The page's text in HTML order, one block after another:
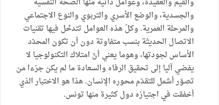
والجسدية، والوضع الأسري والتربوي والنوع الاجتماعي
والمرحلة العمرية. وكلّ هذه العوامل تتدخّل فيها تقنيات
الاتصال الحديثة بنسب متفاوتة دون أن تكون المحدّد
الأساس لجودتها، وهوما يعني أنّ امتلاك التكنولوجيا لا
يفضي آليا إلى تحقيق الرفاه والسعادة ما لم يكن جزءا من
تصوّر أشمل للتقدّم محوره الإنسان. هذا هو الاختبار الذي
أخفقت في اجتيازه دول كثيرة منها تونس.